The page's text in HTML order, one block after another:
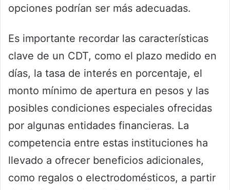
opciones podrían ser más adecuadas.
Es importante recordar las características
clave de un CDT, como el plazo medido en
días, la tasa de interés en porcentaje, el
monto mínimo de apertura en pesos y las
posibles condiciones especiales ofrecidas
por algunas entidades financieras. La
competencia entre estas instituciones ha
llevado a ofrecer beneficios adicionales,
como regalos o electrodomésticos, a partir